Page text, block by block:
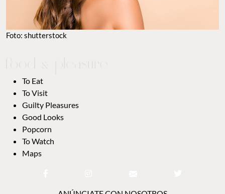
Foto: shutterstock
To Eat
To Visit
Guilty Pleasures
Good Looks
Popcorn
To Watch
Maps